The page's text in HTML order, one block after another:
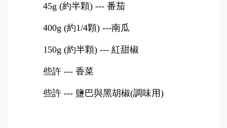
45g (約半顆) --- 番茄
400g (約1/4顆) ---南瓜
150g (約半顆) --- 紅甜椒
些許 --- 香菜
些許 --- 鹽巴與黑胡椒(調味用)